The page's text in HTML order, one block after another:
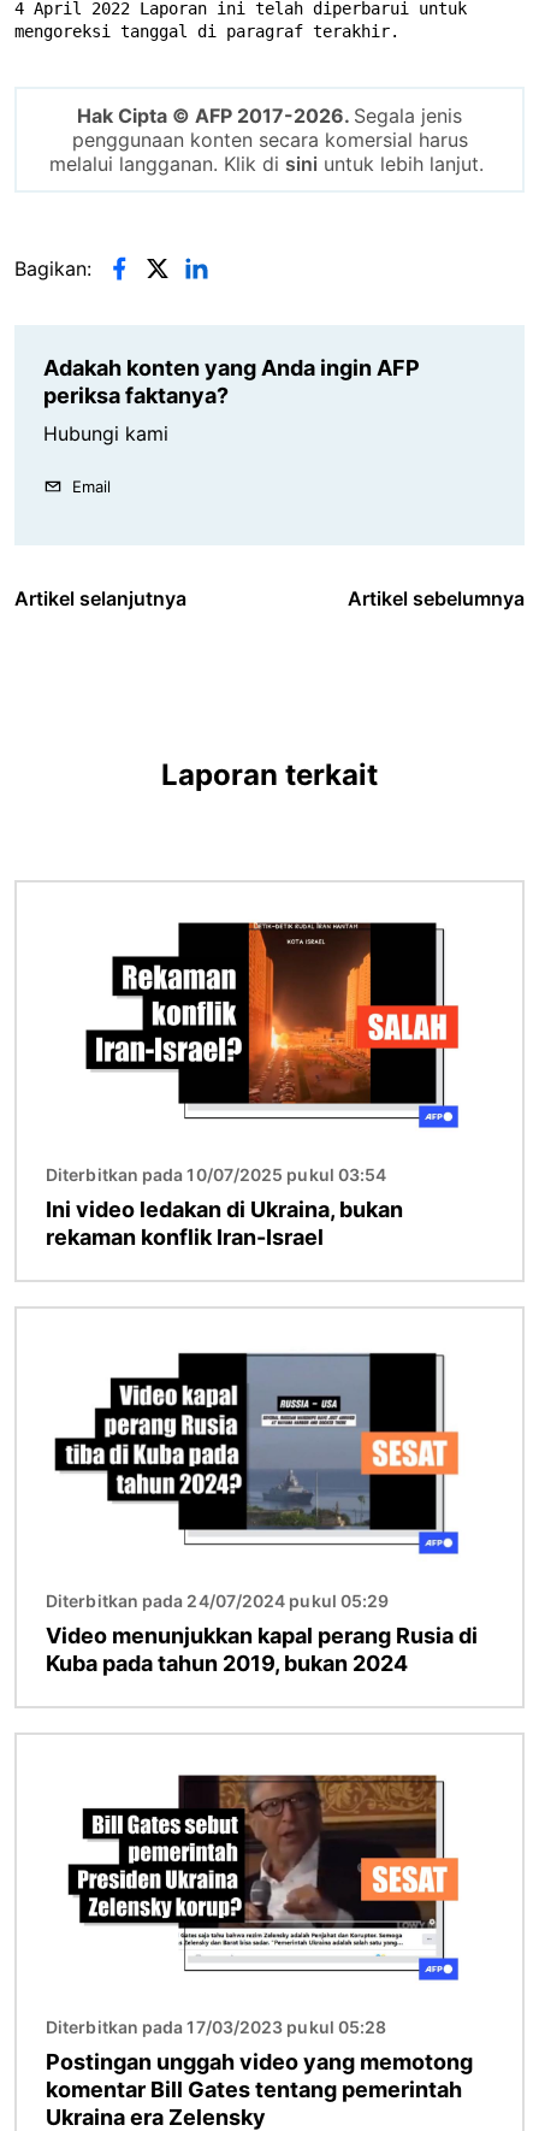
4 April 2022 Laporan ini telah diperbarui untuk
mengoreksi tanggal di paragraf terakhir.
Hak Cipta © AFP 2017-2026. Segala jenis
penggunaan konten secara komersial harus
melalui langganan. Klik di sini untuk lebih lanjut.
Bagikan:
Adakah konten yang Anda ingin AFP
periksa faktanya?
Hubungi kami
Email
Artikel selanjutnya Artikel sebelumnya
Laporan terkait
Diterbitkan pada 10/07/2025 pukul 03:54
Ini video ledakan di Ukraina, bukan
rekaman konflik Iran-Israel
Diterbitkan pada 24/07/2024 pukul 05:29
Video menunjukkan kapal perang Rusia di
Kuba pada tahun 2019, bukan 2024
Diterbitkan pada 17/03/2023 pukul 05:28
Postingan unggah video yang memotong
komentar Bill Gates tentang pemerintah
Ukraina era Zelensky